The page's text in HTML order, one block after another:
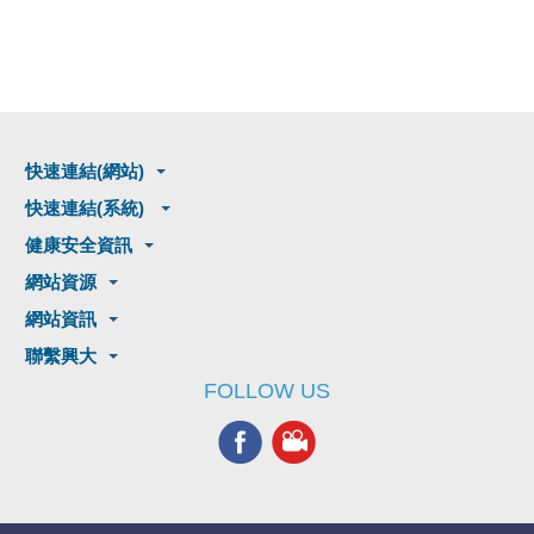
快速連結(網站)
快速連結(系統)
健康安全資訊
網站資源
網站資訊
聯繫興大
FOLLOW US